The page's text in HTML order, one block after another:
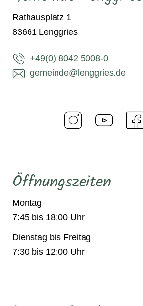
Rathausplatz 1
83661 Lenggries
+49(0) 8042 5008-0
gemeinde@lenggries.de
Öffnungszeiten
Montag
7:45 bis 18:00 Uhr
Dienstag bis Freitag
7:30 bis 12:00 Uhr